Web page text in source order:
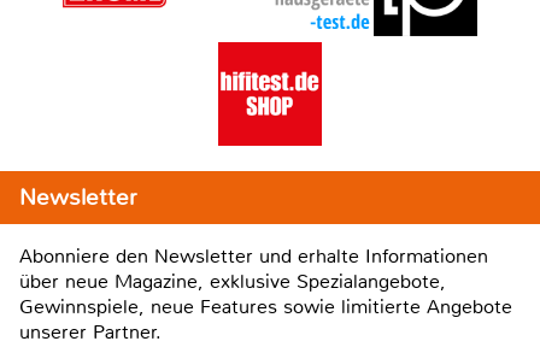
Newsletter
Abonniere den Newsletter und erhalte Informationen
über neue Magazine, exklusive Spezialangebote,
Gewinnspiele, neue Features sowie limitierte Angebote
unserer Partner.